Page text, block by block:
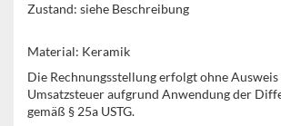
Zustand: siehe Beschreibung
Material: Keramik
Die Rechnungsstellung erfolgt ohne Ausweis
Umsatzsteuer aufgrund Anwendung der
gemäß § 25a USTG.